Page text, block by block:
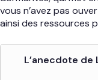
vous n’avez pas
ainsi des ressources
L’anecdote de